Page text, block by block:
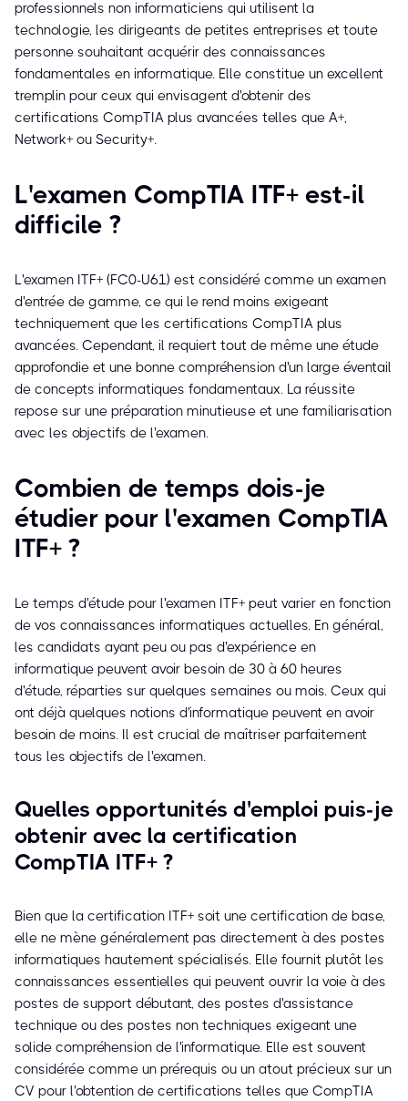
professionnels non informaticiens qui utilisent la
technologie, les dirigeants de petites entreprises et toute
personne souhaitant acquérir des connaissances
fondamentales en informatique. Elle constitue un excellent
tremplin pour ceux qui envisagent d'obtenir des
certifications CompTIA plus avancées telles que A+,
Network+ ou Security+.
L'examen CompTIA ITF+ est-il
difficile ?
L'examen ITF+ (FC0-U61) est considéré comme un examen
d'entrée de gamme, ce qui le rend moins exigeant
techniquement que les certifications CompTIA plus
avancées. Cependant, il requiert tout de même une étude
approfondie et une bonne compréhension d'un large éventail
de concepts informatiques fondamentaux. La réussite
repose sur une préparation minutieuse et une familiarisation
avec les objectifs de l'examen.
Combien de temps dois-je
étudier pour l'examen CompTIA
ITF+ ?
Le temps d'étude pour l'examen ITF+ peut varier en fonction
de vos connaissances informatiques actuelles. En général,
les candidats ayant peu ou pas d'expérience en
informatique peuvent avoir besoin de 30 à 60 heures
d'étude, réparties sur quelques semaines ou mois. Ceux qui
ont déjà quelques notions d'informatique peuvent en avoir
besoin de moins. Il est crucial de maîtriser parfaitement
tous les objectifs de l'examen.
Quelles opportunités d'emploi puis-je
obtenir avec la certification
CompTIA ITF+ ?
Bien que la certification ITF+ soit une certification de base,
elle ne mène généralement pas directement à des postes
informatiques hautement spécialisés. Elle fournit plutôt les
connaissances essentielles qui peuvent ouvrir la voie à des
postes de support débutant, des postes d'assistance
technique ou des postes non techniques exigeant une
solide compréhension de l'informatique. Elle est souvent
considérée comme un prérequis ou un atout précieux sur un
CV pour l'obtention de certifications telles que CompTIA